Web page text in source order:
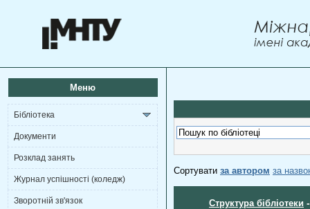
Меню
Бібліотека
Документи
Розклад занять
Журнал успішності (коледж)
Зворотній зв'язок
Сортувати за автором за
Структура бібліотеки